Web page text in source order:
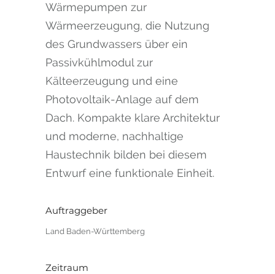
Wärmepumpen zur
Wärmeerzeugung, die Nutzung
des Grundwassers über ein
Passivkühlmodul zur
Kälteerzeugung und eine
Photovoltaik-Anlage auf dem
Dach. Kompakte klare Architektur
und moderne, nachhaltige
Haustechnik bilden bei diesem
Entwurf eine funktionale Einheit.
Auftraggeber
Land Baden-Württemberg
Zeitraum